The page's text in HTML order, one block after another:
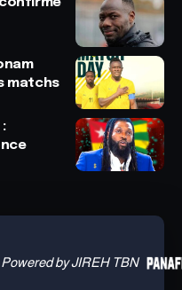
matchs
by JIREH TBN